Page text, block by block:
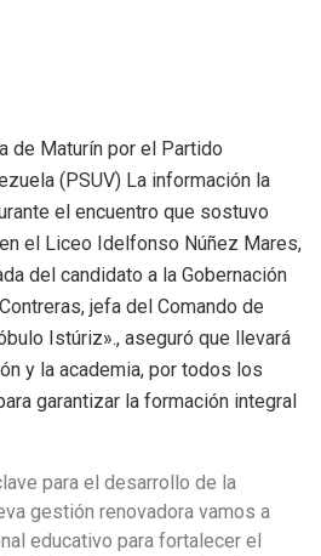
de Maturín por el Partido
(PSUV) La información la
el encuentro que sostuvo
el Liceo Idelfonso Núñez Mares,
del candidato a la Gobernación
jefa del Comando de
Istúriz»., aseguró que llevará
y la academia, por todos los
garantizar la formación integral
para el desarrollo de la
gestión renovadora vamos a
educativo para fortalecer el